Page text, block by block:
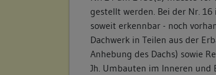
gestellt werden. Bei der Nr.
soweit erkennbar - noch
Dachwerk in Teilen aus der
Anhebung des Dachs) sowie
Jh. Umbauten im Inneren und